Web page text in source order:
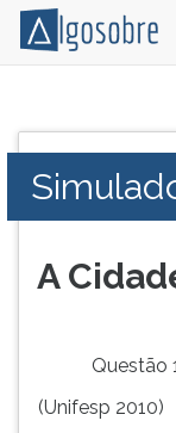
grátis
para
vestibular,
concursos.
Videoaulas,
livros,
TAB
e
depois
A
Questão
(Unifesp 2010)